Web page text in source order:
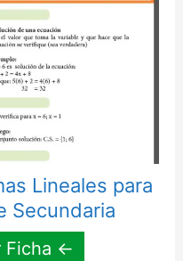
Lineales para
Secundaria
Ficha ←